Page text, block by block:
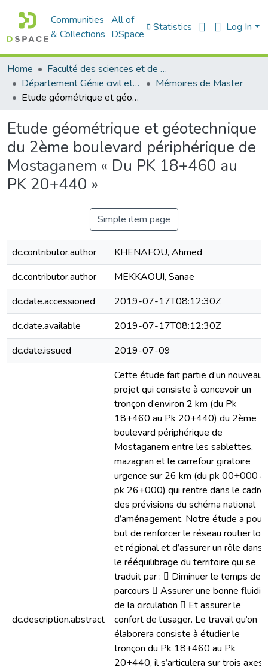
Communities
& Collections
All of
DSpace
Statistics Log In
Home
Faculté des sciences et de la technologie
Département Génie civil et Architecture
Mémoires de Master
Etude géométrique et géotechnique du 2ème boulevard périphérique de Mostaganem « Du PK 18+460 au PK 20+440 »
Etude géométrique et géotechnique
du 2ème boulevard périphérique de
Mostaganem « Du PK 18+460 au
PK 20+440 »
Simple item page
dc.contributor.author
KHENAFOU, Ahmed
dc.contributor.author
MEKKAOUI, Sanae
dc.date.accessioned
2019-07-17T08:12:30Z
dc.date.available
2019-07-17T08:12:30Z
dc.date.issued
2019-07-09
dc.description.abstract
Cette étude fait partie d’un nouveau
projet qui consiste à concevoir un
tronçon d’environ 2 km (du Pk
18+460 au Pk 20+440) du 2ème
boulevard périphérique de
Mostaganem entre les sablettes,
mazagran et le carrefour giratoire
urgence sur 26 km (du pk 00+000
pk 26+000) qui rentre dans le cadre
des prévisions du schéma national
d’aménagement. Notre étude a pour
but de renforcer le réseau routier
et régional et d’assurer un rôle dans
le rééquilibrage du territoire qui se
traduit par :  Diminuer le temps de
parcours  Assurer une bonne
de la circulation  Et assurer le
confort de l’usager. Le travail qu’on
élaborera consiste à étudier le
tronçon du Pk 18+460 au Pk
20+440, il s’articulera sur trois axes